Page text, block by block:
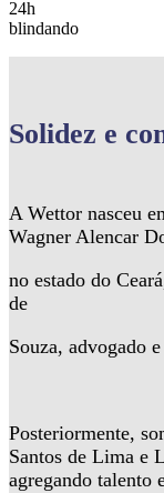
24h
blindando
Solidez e
A Wettor nasceu
Wagner Alencar
no estado do
de
Souza, advogado
Posteriormente,
Santos de Lima e
agregando talento